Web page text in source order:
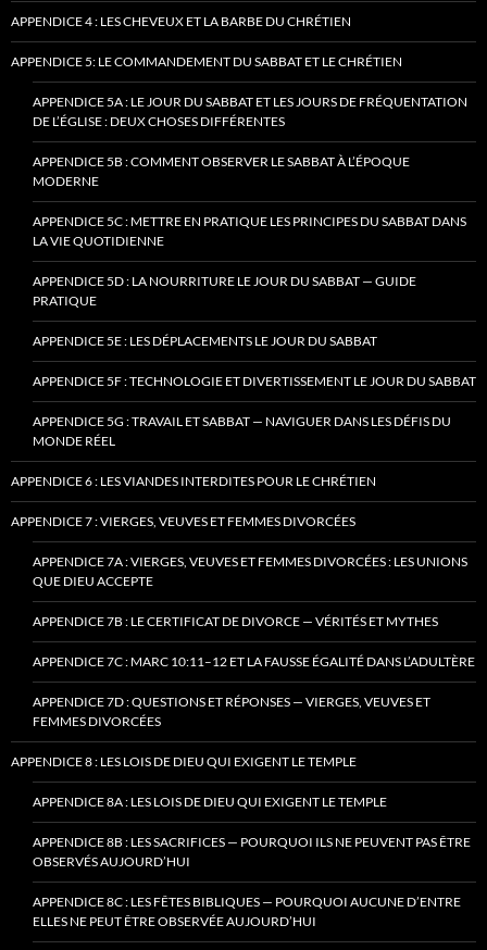
APPENDICE 4 : LES CHEVEUX ET LA BARBE DU CHRÉTIEN
APPENDICE 5: LE COMMANDEMENT DU SABBAT ET LE CHRÉTIEN
APPENDICE 5A : LE JOUR DU SABBAT ET LES JOURS DE FRÉQUENTATION
DE L’ÉGLISE : DEUX CHOSES DIFFÉRENTES
APPENDICE 5B : COMMENT OBSERVER LE SABBAT À L’ÉPOQUE
MODERNE
APPENDICE 5C : METTRE EN PRATIQUE LES PRINCIPES DU SABBAT DANS
LA VIE QUOTIDIENNE
APPENDICE 5D : LA NOURRITURE LE JOUR DU SABBAT — GUIDE
PRATIQUE
APPENDICE 5E : LES DÉPLACEMENTS LE JOUR DU SABBAT
APPENDICE 5F : TECHNOLOGIE ET DIVERTISSEMENT LE JOUR DU SABBAT
APPENDICE 5G : TRAVAIL ET SABBAT — NAVIGUER DANS LES DÉFIS DU
MONDE RÉEL
APPENDICE 6 : LES VIANDES INTERDITES POUR LE CHRÉTIEN
APPENDICE 7 : VIERGES, VEUVES ET FEMMES DIVORCÉES
APPENDICE 7A : VIERGES, VEUVES ET FEMMES DIVORCÉES : LES UNIONS
QUE DIEU ACCEPTE
APPENDICE 7B : LE CERTIFICAT DE DIVORCE — VÉRITÉS ET MYTHES
APPENDICE 7C : MARC 10:11–12 ET LA FAUSSE ÉGALITÉ DANS L’ADULTÈRE
APPENDICE 7D : QUESTIONS ET RÉPONSES — VIERGES, VEUVES ET
FEMMES DIVORCÉES
APPENDICE 8 : LES LOIS DE DIEU QUI EXIGENT LE TEMPLE
APPENDICE 8A : LES LOIS DE DIEU QUI EXIGENT LE TEMPLE
APPENDICE 8B : LES SACRIFICES — POURQUOI ILS NE PEUVENT PAS ÊTRE
OBSERVÉS AUJOURD’HUI
APPENDICE 8C : LES FÊTES BIBLIQUES — POURQUOI AUCUNE D’ENTRE
ELLES NE PEUT ÊTRE OBSERVÉE AUJOURD’HUI